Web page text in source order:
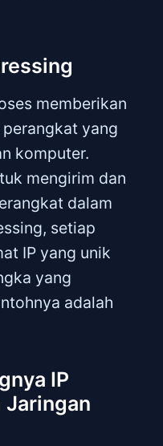
memberikan
yang
komputer.
mengirim dan
dalam
setiap
IP yang unik
yang
adalah
IP
Jaringan